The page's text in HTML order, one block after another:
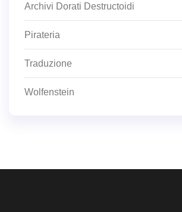
Archivi Dorati Destructoidi
Pirateria
Traduzione
Wolfenstein